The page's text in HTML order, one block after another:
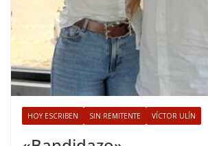
HOY ESCRIBEN SIN REMITENTE VÍCTOR ULÍN